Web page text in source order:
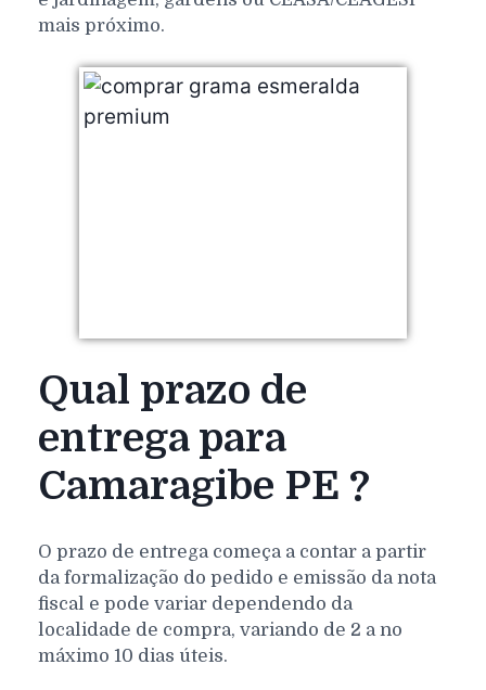
mais próximo.
Qual prazo de
entrega para
Camaragibe PE ?
O prazo de entrega começa a contar a partir
da formalização do pedido e emissão da nota
fiscal e pode variar dependendo da
localidade de compra, variando de 2 a no
máximo 10 dias úteis.